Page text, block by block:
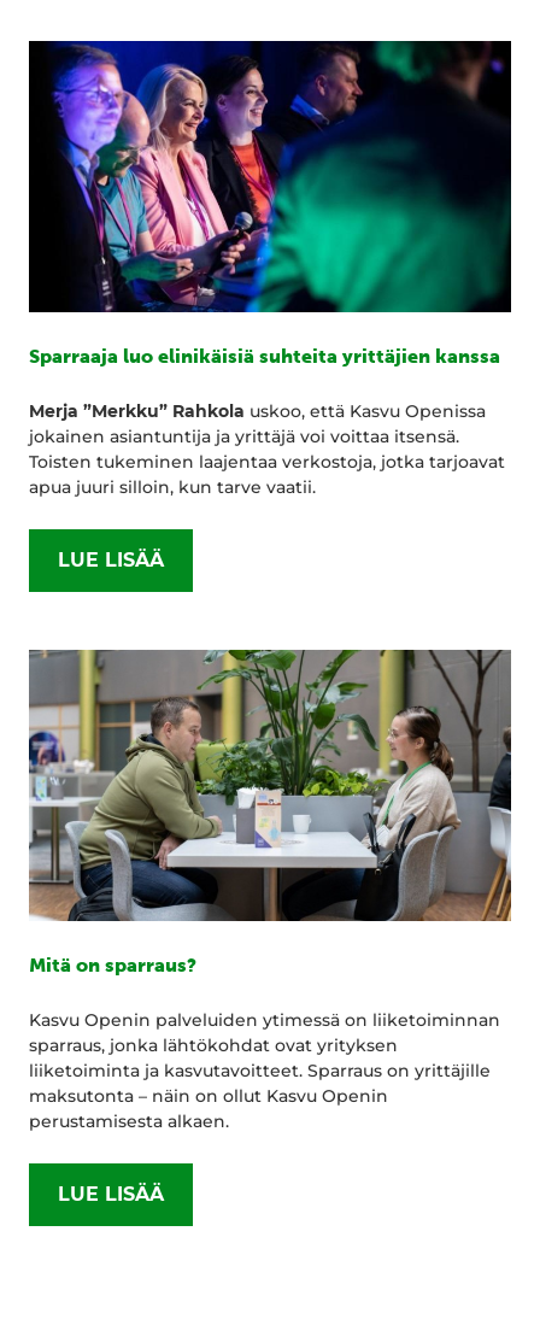
Sparraaja luo elinikäisiä suhteita yrittäjien kanssa
Merja ”Merkku” Rahkola uskoo, että Kasvu Openissa
jokainen asiantuntija ja yrittäjä voi voittaa itsensä.
Toisten tukeminen laajentaa verkostoja, jotka tarjoavat
apua juuri silloin, kun tarve vaatii.
LUE LISÄÄ
Mitä on sparraus?
Kasvu Openin palveluiden ytimessä on liiketoiminnan
sparraus, jonka lähtökohdat ovat yrityksen
liiketoiminta ja kasvutavoitteet. Sparraus on yrittäjille
maksutonta – näin on ollut Kasvu Openin
perustamisesta alkaen.
LUE LISÄÄ